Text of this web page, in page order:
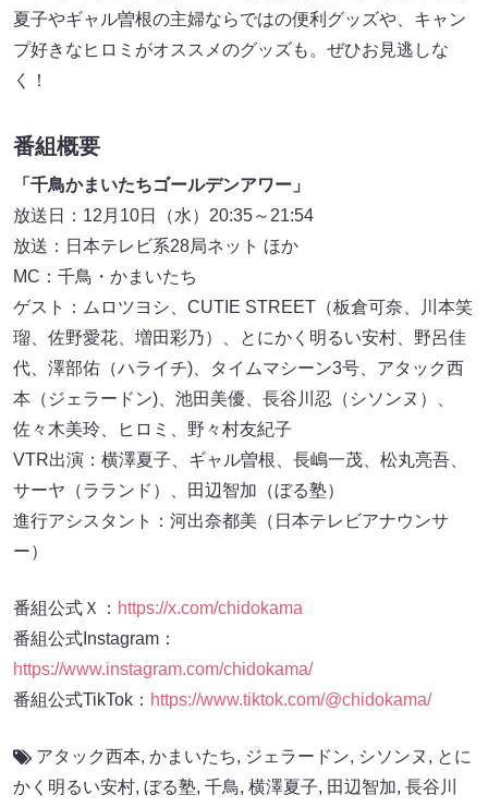
夏子やギャル曽根の主婦ならではの便利グッズや、キャン
プ好きなヒロミがオススメのグッズも。ぜひお見逃しな
く！
番組概要
「千鳥かまいたちゴールデンアワー」
放送日：12月10日（水）20:35～21:54
放送：日本テレビ系28局ネット ほか
MC：千鳥・かまいたち
ゲスト：ムロツヨシ、CUTIE STREET（板倉可奈、川本笑
瑠、佐野愛花、増田彩乃）、とにかく明るい安村、野呂佳
代、澤部佑（ハライチ)、タイムマシーン3号、アタック西
本（ジェラードン)、池田美優、長谷川忍（シソンヌ）、
佐々木美玲、ヒロミ、野々村友紀子
VTR出演：横澤夏子、ギャル曽根、長嶋一茂、松丸亮吾、
サーヤ（ラランド）、田辺智加（ぼる塾）
進行アシスタント：河出奈都美（日本テレビアナウンサ
ー）
番組公式Ｘ： https://x.com/chidokama
番組公式Instagram：
https://www.instagram.com/chidokama/
番組公式TikTok： https://www.tiktok.com/@chidokama/
アタック西本, かまいたち, ジェラードン, シソンヌ , とに
かく明るい安村, ぼる塾, 千鳥, 横澤夏子, 田辺智加, 長谷川